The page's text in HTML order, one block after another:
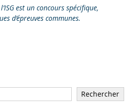
est un concours spécifique,
d’épreuves communes.
Rechercher